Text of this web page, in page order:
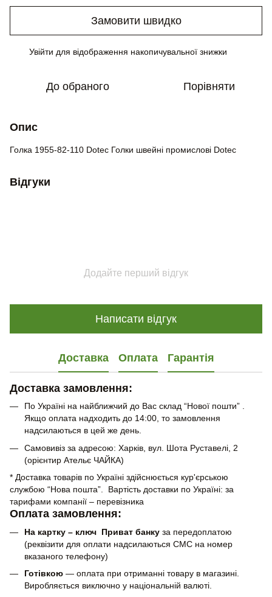
Замовити швидко
Увійти для відображення накопичувальної знижки
До обраного Порівняти
Опис
Голка 1955-82-110 Dotec Голки швейні промислові Dotec
Відгуки
Додайте перший відгук
Написати відгук
Доставка Оплата Гарантія
Доставка замовлення:
По Україні на найближчий до Вас склад “Нової пошти” .
Якщо оплата надходить до 14:00, то замовлення
надсилаються в цей же день.
Самовивіз за адресою: Харків, вул. Шота Руставелі, 2
(орієнтир Ательє ЧАЙКА)
* Доставка товарів по Україні здійснюється кур'єрською
службою “Нова пошта”. Вартість доставки по Україні: за
тарифами компанії – перевізника
Оплата замовлення:
На картку – ключ Приват банку за передоплатою
(реквізити для оплати надсилаються СМС на номер
вказаного телефону)
Готівкою — оплата при отриманні товару в магазині.
Виробляється виключно у національній валюті.